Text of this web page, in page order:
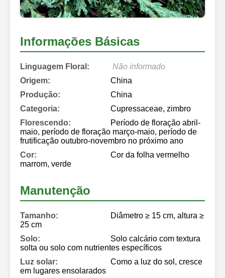
Informações Básicas
Linguagem Floral:
Não informado
Origem:
China
Produção:
China
Categoria:
Cupressaceae, zimbro
Florescendo:
Período de floração abril-
maio, período de floração março-maio, período de
frutificação outubro-novembro no próximo ano
Cor:
Cor da folha vermelho
marrom, verde
Manutenção
Tamanho:
Diâmetro ≥ 15 cm, altura ≥
25 cm
Solo:
Solo calcário com textura
solta ou solo com nutrientes específicos
Luz solar:
Como a luz do sol, cresce
em lugares ensolarados